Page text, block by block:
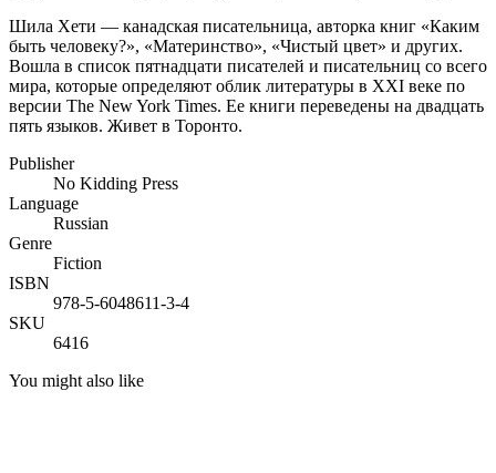
Шила Хети — канадская писательница, авторка книг «Каким
быть человеку?», «Материнство», «Чистый цвет» и других.
Вошла в список пятнадцати писателей и писательниц со всего
мира, которые определяют облик литературы в XXI веке по
версии The New York Times. Ее книги переведены на двадцать
пять языков. Живет в Торонто.
Publisher
No Kidding Press
Language
Russian
Genre
Fiction
ISBN
978-5-6048611-3-4
SKU
6416
You might also like